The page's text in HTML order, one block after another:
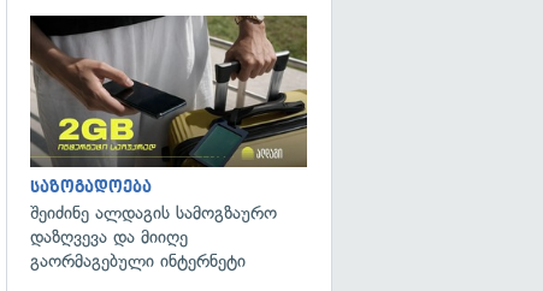
საზოგადოება
შეიძინე ალდაგის სამოგზაურო
დაზღვევა და მიიღე
გაორმაგებული ინტერნეტი